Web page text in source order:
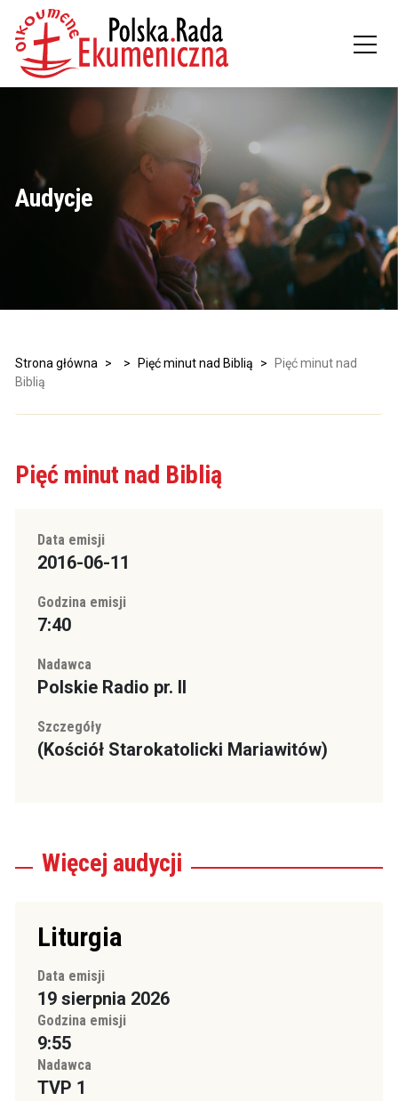
Audycje
Strona główna > > Pięć minut nad Biblią >
Pięć minut nad
Biblią
Pięć minut nad Biblią
Data emisji
2016-06-11
Godzina emisji
7:40
Nadawca
Polskie Radio pr. II
Szczegóły
(Kościół Starokatolicki Mariawitów)
Więcej audycji
Liturgia
Data emisji
19 sierpnia 2026
Godzina emisji
9:55
Nadawca
TVP 1